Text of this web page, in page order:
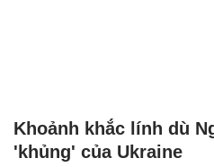
Khoảnh khắc lính dù
'khủng' của Ukraine